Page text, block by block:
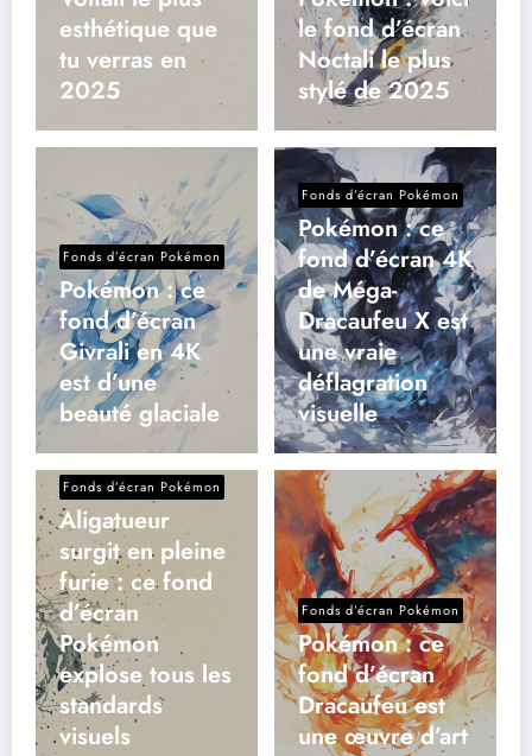
esthétique que
tu verras en
2025
le fond d’écran
Noctali le plus
stylé de 2025
Fonds d’écran Pokémon
Pokémon : ce
fond d’écran
Givrali en 4K
est d’une
beauté glaciale
Fonds d’écran Pokémon
Pokémon : ce
fond d’écran 4K
de Méga-
Dracaufeu X est
une vraie
déflagration
visuelle
Fonds d’écran Pokémon
Aligatueur
surgit en pleine
furie : ce fond
d’écran
Pokémon
explose tous les
standards
visuels
Fonds d’écran Pokémon
Pokémon : ce
fond d’écran
Dracaufeu est
une œuvre d’art